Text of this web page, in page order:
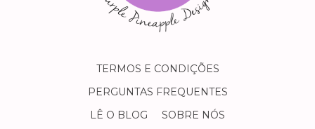
TERMOS E CONDIÇÕES
PERGUNTAS FREQUENTES
LÊ O BLOG
SOBRE NÓS